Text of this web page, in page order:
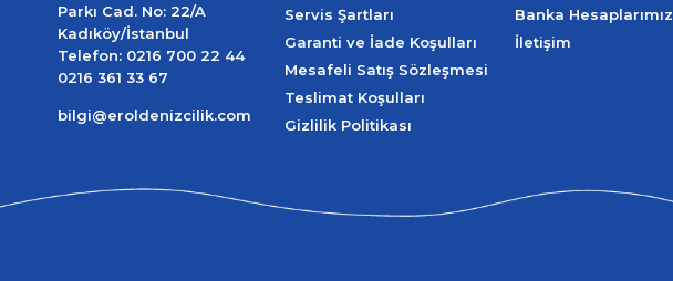
Parkı Cad. No: 22/A
Kadıköy/İstanbul
Telefon: 0216 700 22 44
0216 361 33 67
bilgi@eroldenizcilik.com
Servis Şartları
Garanti ve İade Koşulları
Mesafeli Satış Sözleşmesi
Teslimat Koşulları
Gizlilik Politikası
Banka Hesaplarımız
İletişim